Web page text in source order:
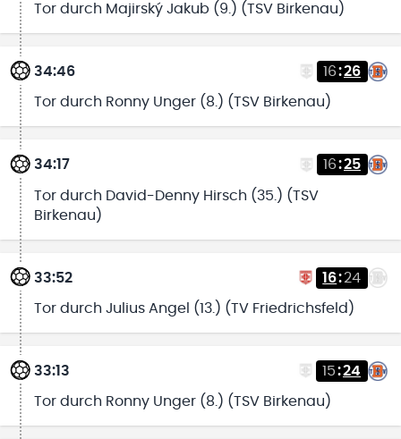
Tor durch Majirský Jakub (9.) (TSV Birkenau)
34:46 16:26
Tor durch Ronny Unger (8.) (TSV Birkenau)
34:17 16:25
Tor durch David-Denny Hirsch (35.) (TSV
Birkenau)
33:52 16:24
Tor durch Julius Angel (13.) (TV Friedrichsfeld)
33:13 15:24
Tor durch Ronny Unger (8.) (TSV Birkenau)